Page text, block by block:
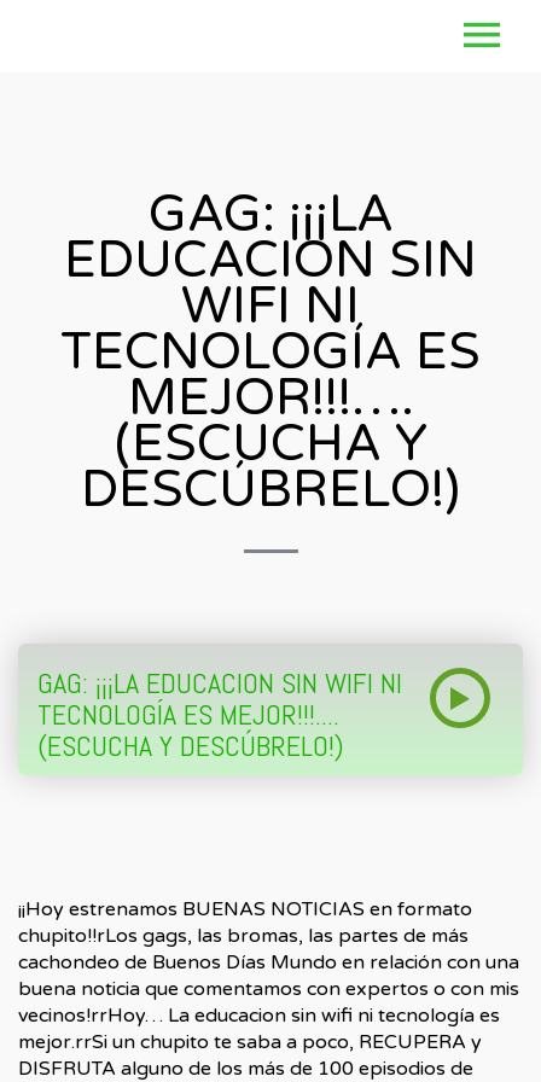
GAG: ¡¡¡LA
EDUCACION SIN
WIFI NI
TECNOLOGÍA ES
MEJOR!!!….
(ESCUCHA Y
DESCÚBRELO!)
GAG: ¡¡¡LA EDUCACION SIN WIFI NI
TECNOLOGÍA ES MEJOR!!!....
(ESCUCHA Y DESCÚBRELO!)
¡¡Hoy estrenamos BUENAS NOTICIAS en formato
chupito!!rLos gags, las bromas, las partes de más
cachondeo de Buenos Días Mundo en relación con una
buena noticia que comentamos con expertos o con mis
vecinos!rrHoy… La educacion sin wifi ni tecnología es
mejor.rrSi un chupito te saba a poco, RECUPERA y
DISFRUTA alguno de los más de 100 episodios de